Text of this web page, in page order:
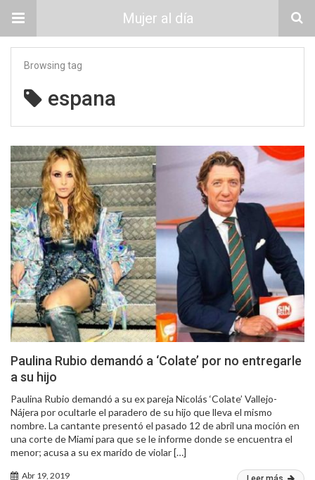
Mujer al día
Browsing tag
espana
Paulina Rubio demandó a ‘Colate’ por no entregarle
a su hijo
Paulina Rubio demandó a su ex pareja Nicolás ‘Colate’ Vallejo-
Nájera por ocultarle el paradero de su hijo que lleva el mismo
nombre. La cantante presentó el pasado 12 de abril una moción en
una corte de Miami para que se le informe donde se encuentra el
menor; acusa a su ex marido de violar […]
Abr 19, 2019